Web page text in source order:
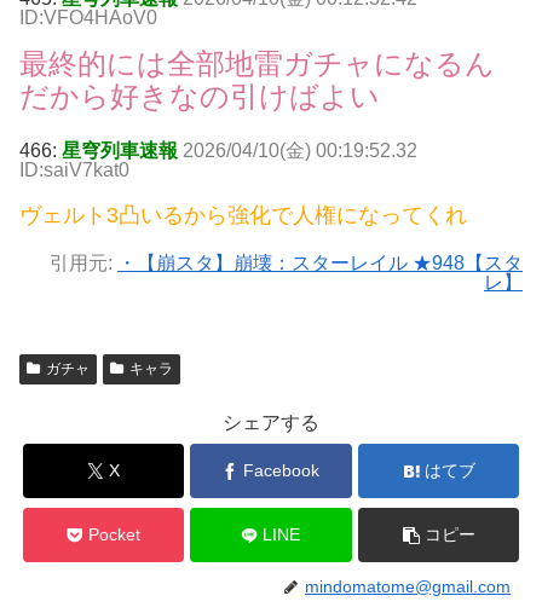
ID:VFO4HAoV0
最終的には全部地雷ガチャになるん
だから好きなの引けばよい
466: 星穹列車速報 2026/04/10(金) 00:19:52.32
ID:saiV7kat0
ヴェルト3凸いるから強化で人権になってくれ
引用元:
・【崩スタ】崩壊：スターレイル ★948【スタ
レ】
ガチャ キャラ
シェアする
X Facebook はてブ
Pocket LINE コピー
mindomatome@gmail.com